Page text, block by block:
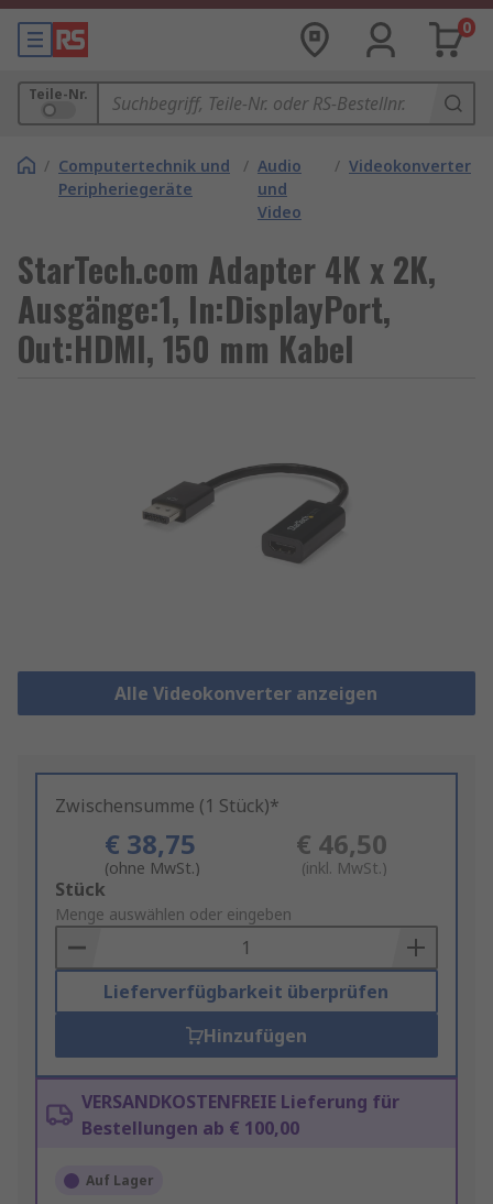
0
Teile-Nr.
/ Computertechnik und
Peripheriegeräte
/ Audio
und
Video
/ Videokonverter
StarTech.com Adapter 4K x 2K,
Ausgänge:1, In:DisplayPort,
Out:HDMI, 150 mm Kabel
Alle Videokonverter anzeigen
Zwischensumme (1 Stück)*
€ 38,75
(ohne MwSt.)
€ 46,50
(inkl. MwSt.)
Add
to
Basket
Stück
Menge auswählen oder eingeben
Lieferverfügbarkeit überprüfen
Hinzufügen
VERSANDKOSTENFREIE Lieferung für
Bestellungen ab € 100,00
Auf Lager